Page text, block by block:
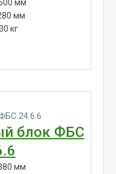
мм
мм
кг
блок ФБС
мм